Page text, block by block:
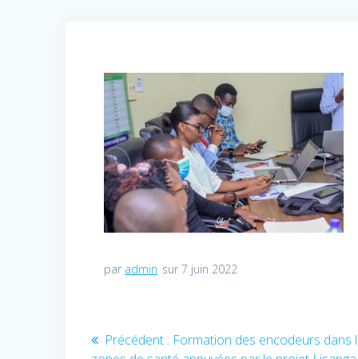
par admin sur 7 juin 2022
Navigation
Précédent : Article
Formation des encodeurs dans